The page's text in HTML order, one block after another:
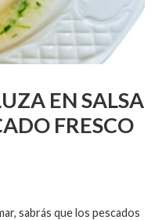
EN SALSA
FRESCO
sabrás que los pescados